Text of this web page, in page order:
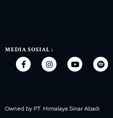
MEDIA SOSIAL :
Owned by PT. Himalaya Sinar Abadi